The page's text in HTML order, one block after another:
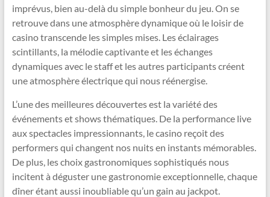
imprévus, bien au-delà du simple bonheur du jeu. On se
retrouve dans une atmosphère dynamique où le loisir de
casino transcende les simples mises. Les éclairages
scintillants, la mélodie captivante et les échanges
dynamiques avec le staff et les autres participants créent
une atmosphère électrique qui nous réénergise.
L’une des meilleures découvertes est la variété des
événements et shows thématiques. De la performance live
aux spectacles impressionnants, le casino reçoit des
performers qui changent nos nuits en instants mémorables.
De plus, les choix gastronomiques sophistiqués nous
incitent à déguster une gastronomie exceptionnelle, chaque
dîner étant aussi inoubliable qu’un gain au jackpot.